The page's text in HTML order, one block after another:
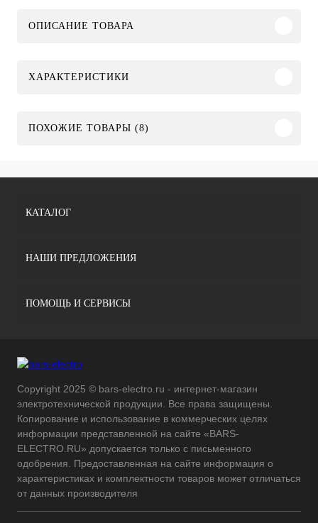
ОПИСАНИЕ ТОВАРА
ХАРАКТЕРИСТИКИ
ПОХОЖИЕ ТОВАРЫ (8)
КАТАЛОГ
НАШИ ПРЕДЛОЖЕНИЯ
ПОМОЩЬ И СЕРВИСЫ
Copyright 2025 © bars-electro.ru - интернет-магазин
электротехнической продукции. Все права защищены.
Копирование и использование в коммерческих целях
информации представленной на сайте «BARS-
ELECTRO.RU» допускается только с письменного
одобрения. Предоставленная на сайте информация о
характеристиках и комплектности товаров может отличаться
от данных производителя